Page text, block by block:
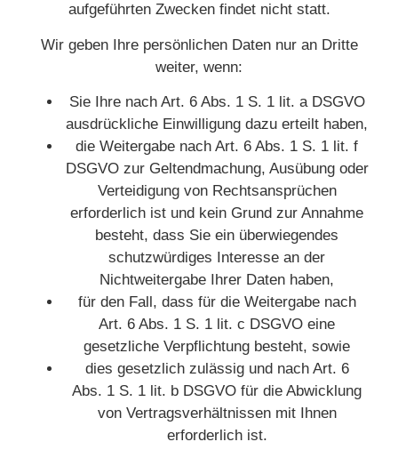
aufgeführten Zwecken findet nicht statt.
Wir geben Ihre persönlichen Daten nur an Dritte
weiter, wenn:
Sie Ihre nach Art. 6 Abs. 1 S. 1 lit. a DSGVO
ausdrückliche Einwilligung dazu erteilt haben,
die Weitergabe nach Art. 6 Abs. 1 S. 1 lit. f
DSGVO zur Geltendmachung, Ausübung oder
Verteidigung von Rechtsansprüchen
erforderlich ist und kein Grund zur Annahme
besteht, dass Sie ein überwiegendes
schutzwürdiges Interesse an der
Nichtweitergabe Ihrer Daten haben,
für den Fall, dass für die Weitergabe nach
Art. 6 Abs. 1 S. 1 lit. c DSGVO eine
gesetzliche Verpflichtung besteht, sowie
dies gesetzlich zulässig und nach Art. 6
Abs. 1 S. 1 lit. b DSGVO für die Abwicklung
von Vertragsverhältnissen mit Ihnen
erforderlich ist.